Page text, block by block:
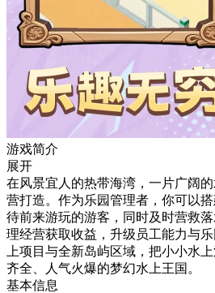
游戏简介
展开
在风景宜人的热带海湾，一片广阔
营打造。作为乐园管理者，你可以
待前来游玩的游客，同时及时营救
理经营获取收益，升级员工能力与
上项目与全新岛屿区域，把小小水
齐全、人气火爆的梦幻水上王国。
基本信息